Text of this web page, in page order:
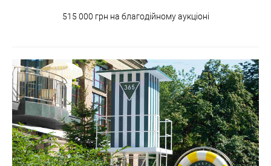
515 000 грн на благодійному аукціоні